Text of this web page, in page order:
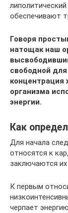
обеспечивают
Говоря
натощак наш
свободной
концентрация
организма
энергии.
Как
Для начала
относятся к
заключаются их
К первым
черпает